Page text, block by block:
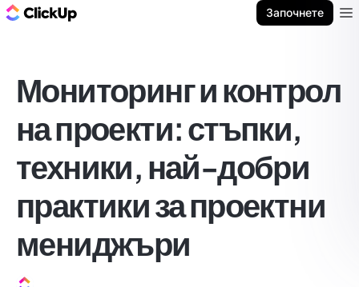
Започнете
Мониторинг и контрол
на проекти: стъпки,
техники, най-добри
практики за проектни
мениджъри